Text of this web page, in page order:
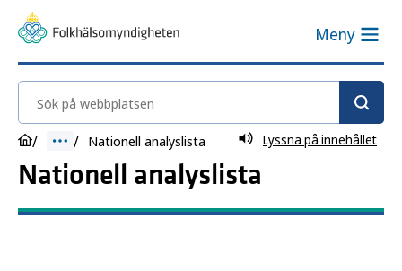
Meny
Sök på webbplatsen
Nationell analyslista Lyssna på innehållet
Nationell analyslista